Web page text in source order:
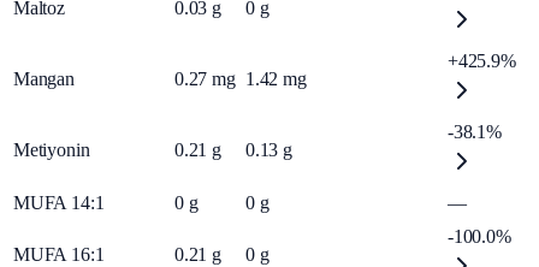
Maltoz 0.03 g 0 g
Mangan 0.27 mg 1.42 mg
+425.9%
Metiyonin 0.21 g 0.13 g
-38.1%
MUFA 14:1 0 g 0 g —
MUFA 16:1 0.21 g 0 g
-100.0%